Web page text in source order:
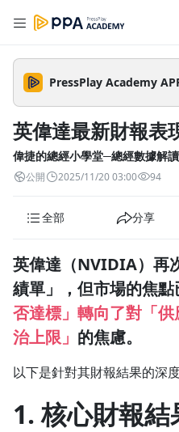
註冊領取
🌞 PPA 避暑津貼．冷
🥵 酷暑限時快閃｜單筆
2% 點數回饋！🚀 酷暑來
進修 限時開跑】◾單筆滿
即日起 - 8/13（只有一週
無上限🔥購買任一課程 or
$5,000 回饋 2% 點數🎁 此
2 天前
查
PressPlay Academy
英偉達最新財報表
偉捷的總經小學堂─總經數據解
公開 2025/11/20 03:00 94
全部 分享
英偉達（NVIDIA）再
績單」，但市場的焦
否達標」轉向了對「
治上限」 的焦慮。
以下是針對其財報結果的深
1. 核心財報結
--:--
播放速度
1.75x
1.5x
0.75x
追蹤列表
沒有
去
返回